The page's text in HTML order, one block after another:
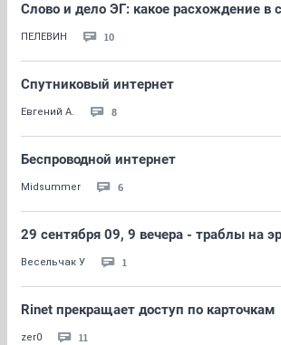
Слово и дело ЭГ: какое расхождение в
ПЕЛЕВИН 10
Спутниковый интернет
Евгений А. 8
Беспроводной интернет
Midsummer 6
29 сентября 09, 9 вечера - траблы на
Весельчак У 1
Rinet прекращает доступ по карточкам
zer0 11